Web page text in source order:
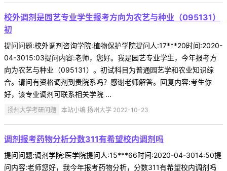
校外调剂是园艺专业学生报考方向为农艺与种业（095131）
初
提问问题:校外调剂咨询学院:植物保护学院提问人:17***20时间:2020-
04-3015:03提问内容:老师，您好。我是园艺专业学生，今年报考方
向为农艺与种业（095131）。初试科目为普通园艺学和农业知识综
合。请问有资格调剂到贵院系吗？感谢老师解答。回复内容:考生你
好，该专业调剂可联系相关学院 ...
扬州大学考研问题 本站小编 扬州大学 2022-10-23
调剂报考药物分析分数311有希望校内调剂吗
提问问题:调剂学院:医学院提问人:15***66时间:2020-04-3014:50提
问内容:老师您好，我今年报考药物分析，分数311有希望校内调剂吗